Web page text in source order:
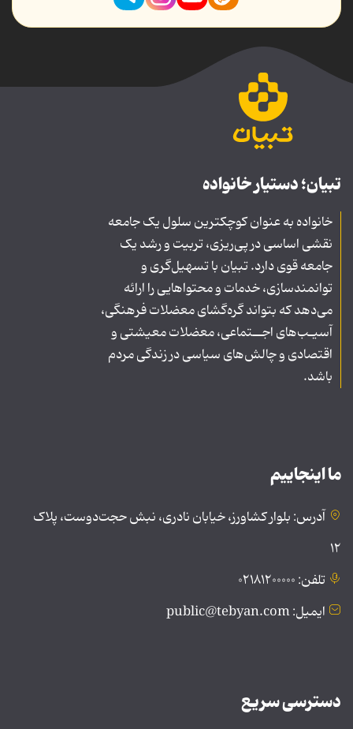
تبیان؛ دستیار خانواده
خانواده به عنوان کوچکترین سلول یک جامعه
نقشی اساسی در پی‌ریزی، تربیت و رشد یک
جامعه قوی دارد. تبیان با تسهیل‌گری و
توانمندسازی، خدمات و محتواهایی را ارائه
می‌دهد که بتواند گره‌گشای معضلات فرهنگی،
آسیـب‌های اجــتماعی، معضلات معیشتی و
اقتصادی و چالش‌های سیاسی در زندگی مردم
باشد.
ما اینجاییم
آدرس: بلوار کشاورز، خیابان نادری، نبش حجت‌دوست، پلاک
۱۲
تلفن: ۰۲۱۸۱۲۰۰۰۰۰
ایمیل: public@tebyan.com
دسترسی سریع